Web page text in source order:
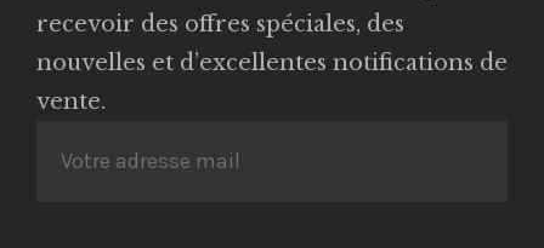
recevoir des offres spéciales, des
nouvelles et d’excellentes notifications de
vente.